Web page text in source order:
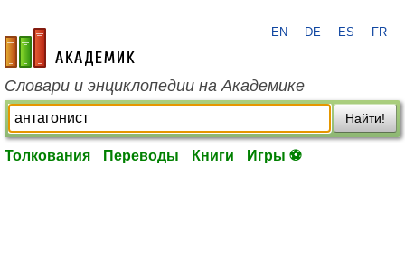
academic.ru
EN DE ES FR
Словари и энциклопедии на Академике
Найти!
Толкования Переводы Книги Игры ⚽